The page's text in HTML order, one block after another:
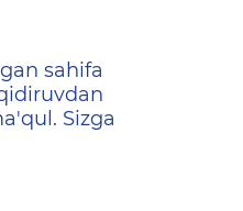
sahifa
Sizga